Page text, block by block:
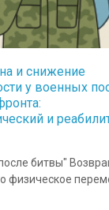
и снижение
у военных
и
битвы"
физическое